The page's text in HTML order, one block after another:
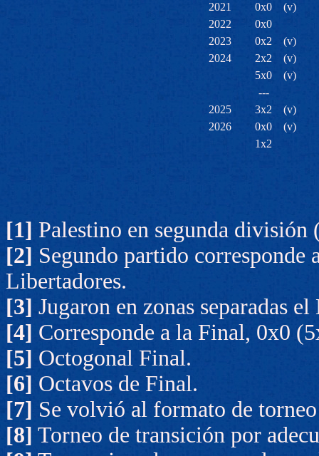
2021
0x0
(v)
2022
0x0
2023
0x2
(v)
2024
2x2
(v)
5x0
(v)
---
2025
3x2
(v)
2026
0x0
(v)
1x2
[1] Palestino en segunda división
[2] Segundo partido
Libertadores.
[3] Jugaron en zonas separadas
[4] Corresponde a la Final, 0x0
[5] Octogonal Final.
[6] Octavos de Final.
[7] Se volvió al formato de
[8] Torneo de transición por